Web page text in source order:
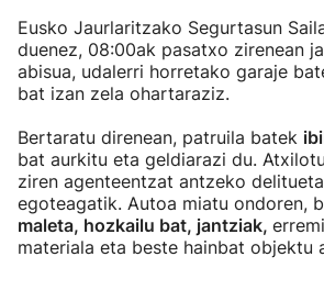
Eusko Jaurlaritzako Segurtasun
duenez, 08:00ak pasatxo zirenean
abisua, udalerri horretako garaje
bat izan zela ohartaraziz.
Bertaratu direnean, patruila batek
bat aurkitu eta geldiarazi du.
ziren agenteentzat antzeko
egoteagatik. Autoa miatu ondoren,
maleta, hozkailu bat, jantziak,
materiala eta beste hainbat objektu